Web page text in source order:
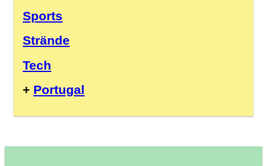
Sports
Strände
Tech
+ Portugal